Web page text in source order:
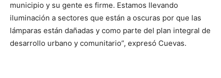
municipio y su gente es firme. Estamos llevando
iluminación a sectores que están a oscuras por que las
lámparas están dañadas y como parte del plan integral de
desarrollo urbano y comunitario”, expresó Cuevas.